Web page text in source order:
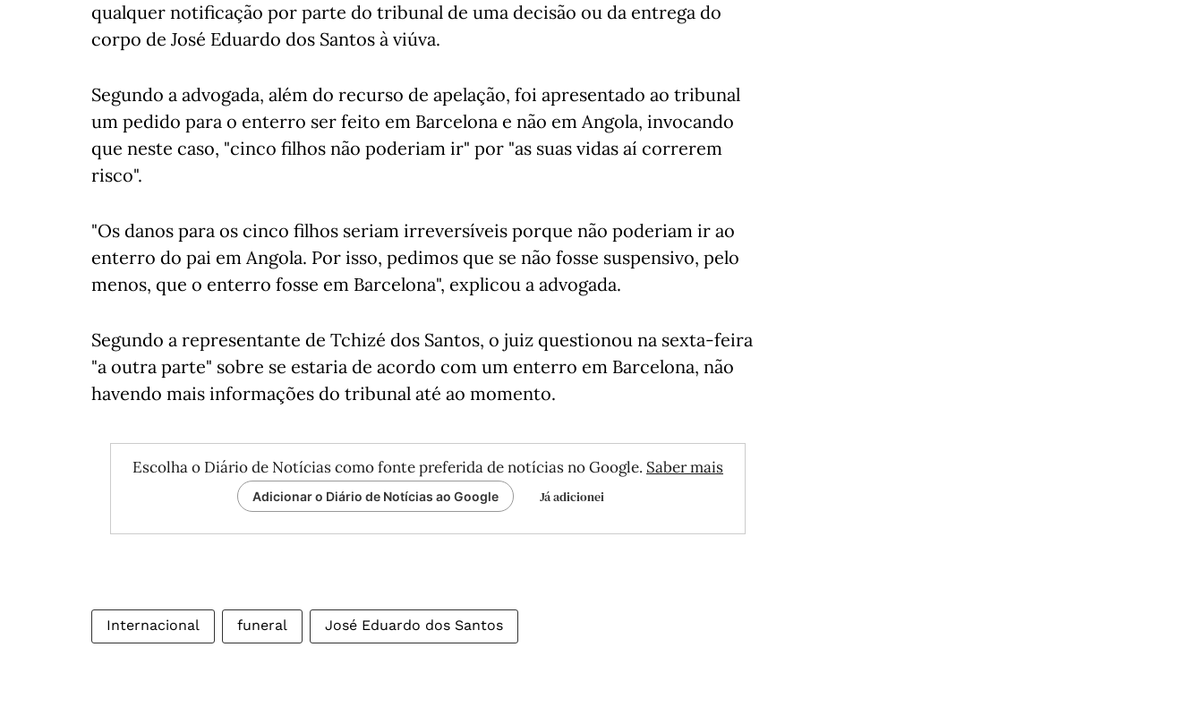
qualquer notificação por parte do tribunal de uma decisão ou da entrega do
corpo de José Eduardo dos Santos à viúva.
Segundo a advogada, além do recurso de apelação, foi apresentado ao tribunal
um pedido para o enterro ser feito em Barcelona e não em Angola, invocando
que neste caso, "cinco filhos não poderiam ir" por "as suas vidas aí correrem
risco".
"Os danos para os cinco filhos seriam irreversíveis porque não poderiam ir ao
enterro do pai em Angola. Por isso, pedimos que se não fosse suspensivo, pelo
menos, que o enterro fosse em Barcelona", explicou a advogada.
Segundo a representante de Tchizé dos Santos, o juiz questionou na sexta-feira
"a outra parte" sobre se estaria de acordo com um enterro em Barcelona, não
havendo mais informações do tribunal até ao momento.
Escolha o Diário de Notícias como fonte preferida de notícias no Google. Saber mais
Adicionar o Diário de Notícias ao Google Já adicionei
Internacional funeral José Eduardo dos Santos